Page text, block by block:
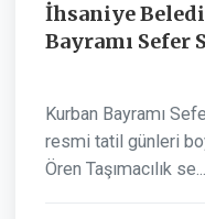
İhsaniye
Bayramı Sefer
Kurban Bayramı
resmi tatil günleri
Ören Taşımacılık se...